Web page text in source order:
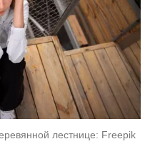
лестнице: Freepik